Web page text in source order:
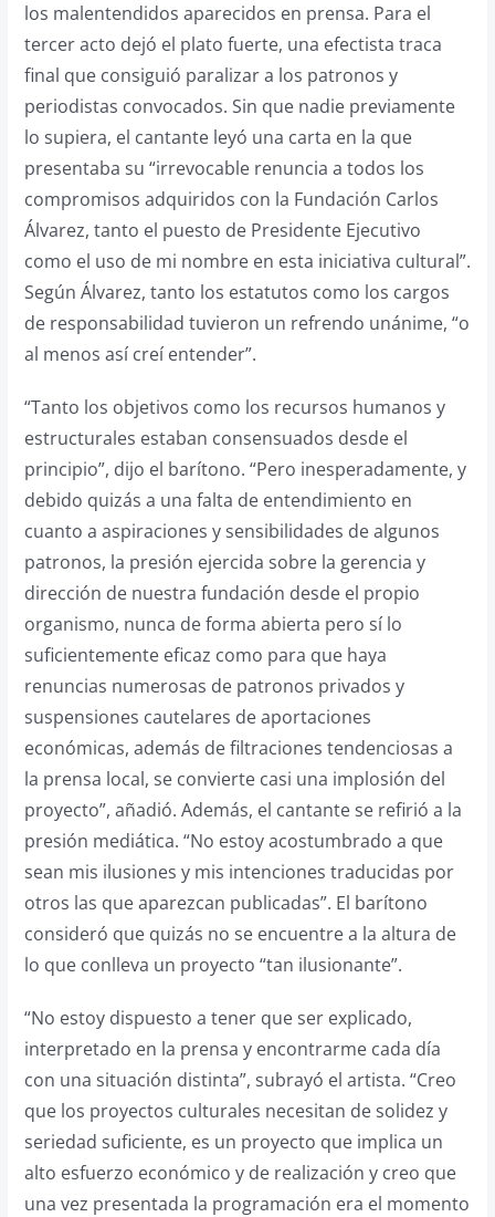
los malentendidos aparecidos en prensa. Para el
tercer acto dejó el plato fuerte, una efectista traca
final que consiguió paralizar a los patronos y
periodistas convocados. Sin que nadie previamente
lo supiera, el cantante leyó una carta en la que
presentaba su “irrevocable renuncia a todos los
compromisos adquiridos con la Fundación Carlos
Álvarez, tanto el puesto de Presidente Ejecutivo
como el uso de mi nombre en esta iniciativa cultural”.
Según Álvarez, tanto los estatutos como los cargos
de responsabilidad tuvieron un refrendo unánime, “o
al menos así creí entender”.
“Tanto los objetivos como los recursos humanos y
estructurales estaban consensuados desde el
principio”, dijo el barítono. “Pero inesperadamente, y
debido quizás a una falta de entendimiento en
cuanto a aspiraciones y sensibilidades de algunos
patronos, la presión ejercida sobre la gerencia y
dirección de nuestra fundación desde el propio
organismo, nunca de forma abierta pero sí lo
suficientemente eficaz como para que haya
renuncias numerosas de patronos privados y
suspensiones cautelares de aportaciones
económicas, además de filtraciones tendenciosas a
la prensa local, se convierte casi una implosión del
proyecto”, añadió. Además, el cantante se refirió a la
presión mediática. “No estoy acostumbrado a que
sean mis ilusiones y mis intenciones traducidas por
otros las que aparezcan publicadas”. El barítono
consideró que quizás no se encuentre a la altura de
lo que conlleva un proyecto “tan ilusionante”.
“No estoy dispuesto a tener que ser explicado,
interpretado en la prensa y encontrarme cada día
con una situación distinta”, subrayó el artista. “Creo
que los proyectos culturales necesitan de solidez y
seriedad suficiente, es un proyecto que implica un
alto esfuerzo económico y de realización y creo que
una vez presentada la programación era el momento